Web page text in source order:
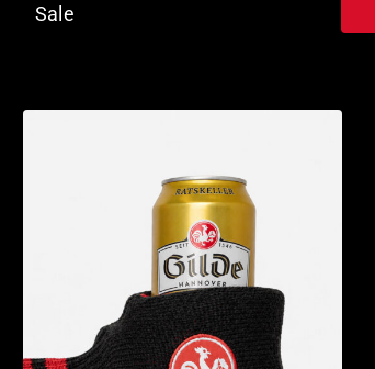
Sale